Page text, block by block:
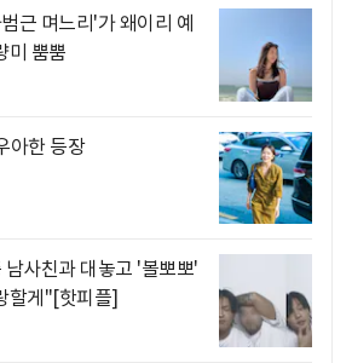
근 며느리'가 왜이리 예
미 뿜뿜
아한 등장
남사친과 대놓고 '볼뽀뽀'
할게"[핫피플]